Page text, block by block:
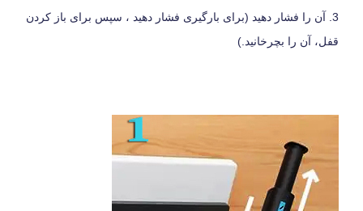
3. آن را فشار دهید (برای بارگیری فشار دهید ، سپس برای باز کردن
قفل، آن را بچرخانید.)